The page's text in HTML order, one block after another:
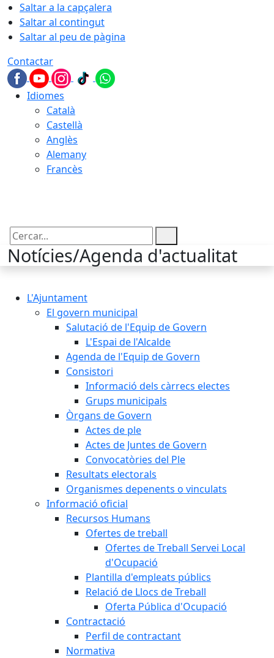
Saltar a la capçalera
Saltar al contingut
Saltar al peu de pàgina
Contactar
Idiomes
Català
Castellà
Anglès
Alemany
Francès
Cercar:
Notícies/Agenda d'actualitat
L'Ajuntament
El govern municipal
Salutació de l'Equip de Govern
L'Espai de l'Alcalde
Agenda de l'Equip de Govern
Consistori
Informació dels càrrecs electes
Grups municipals
Òrgans de Govern
Actes de ple
Actes de Juntes de Govern
Convocatòries del Ple
Resultats electorals
Organismes depenents o vinculats
Informació oficial
Recursos Humans
Ofertes de treball
Ofertes de Treball Servei Local
d'Ocupació
Plantilla d'empleats públics
Relació de Llocs de Treball
Oferta Pública d'Ocupació
Contractació
Perfil de contractant
Normativa